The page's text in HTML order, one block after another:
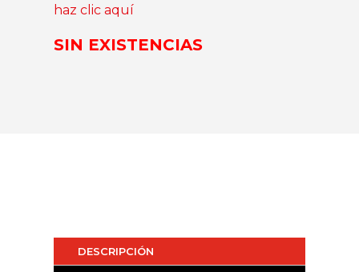
haz clic aquí
SIN EXISTENCIAS
DESCRIPCIÓN